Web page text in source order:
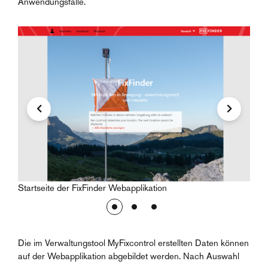
Startseite der FixFinder Webapplikation
Die im Verwaltungstool MyFixcontrol erstellten Daten können
auf der Webapplikation abgebildet werden. Nach Auswahl